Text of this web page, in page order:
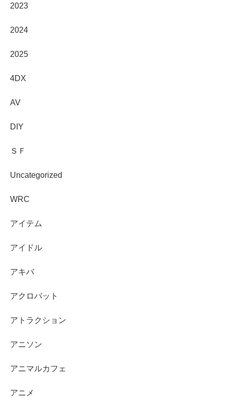
2023
2024
2025
4DX
AV
DIY
ＳＦ
Uncategorized
WRC
アイテム
アイドル
アキバ
アクロバット
アトラクション
アニソン
アニマルカフェ
アニメ